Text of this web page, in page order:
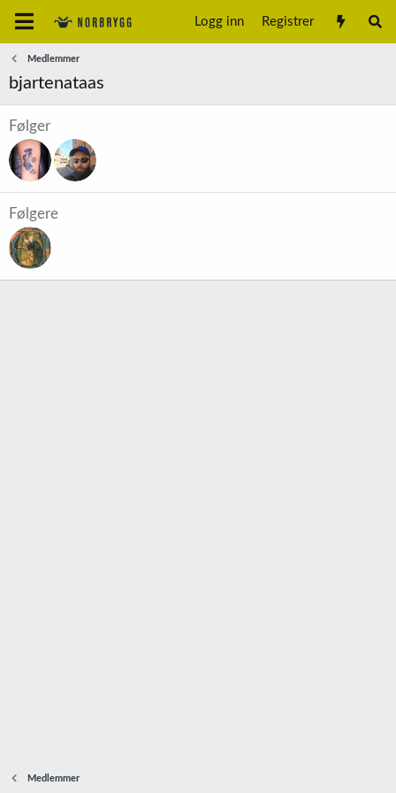
Logg inn Registrer
Medlemmer
bjartenataas
Følger
Følgere
Medlemmer